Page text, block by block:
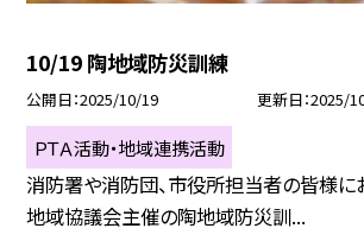
10/19 陶地域防災訓練
公開日 2025/10/19 更新日 2025/
ＰＴＡ活動・地域連携活動
消防署や消防団、市役所担当者の皆様に
地域協議会主催の陶地域防災訓...